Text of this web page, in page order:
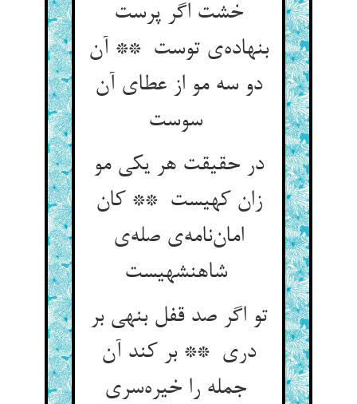
خشت اگر پرست
بنهاده‌ی توست ** آن
دو سه مو از عطای آن
سوست
در حقیقت هر یکی مو
زان کهیست ** کان
امان‌نامه‌ی صله‌ی
شاهنشهیست
تو اگر صد قفل بنهی بر
دری ** بر کند آن